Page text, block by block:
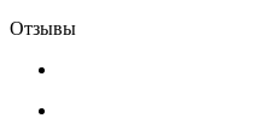
Отзывы